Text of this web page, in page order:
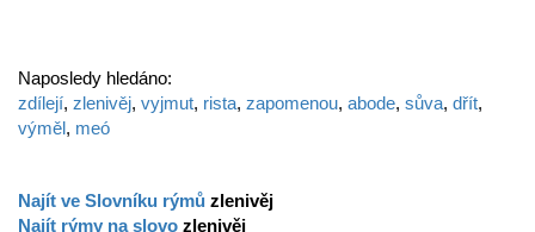
Naposledy hledáno:
zdílejí, zlenivěj, vyjmut, rista, zapomenou, abode, sůva, dřít,
výměl, meó
Najít ve Slovníku rýmů zlenivěj
Najít rýmy na slovo zlenivěj